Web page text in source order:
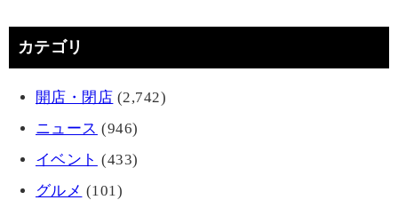
カテゴリ
開店・閉店 (2,742)
ニュース (946)
イベント (433)
グルメ (101)